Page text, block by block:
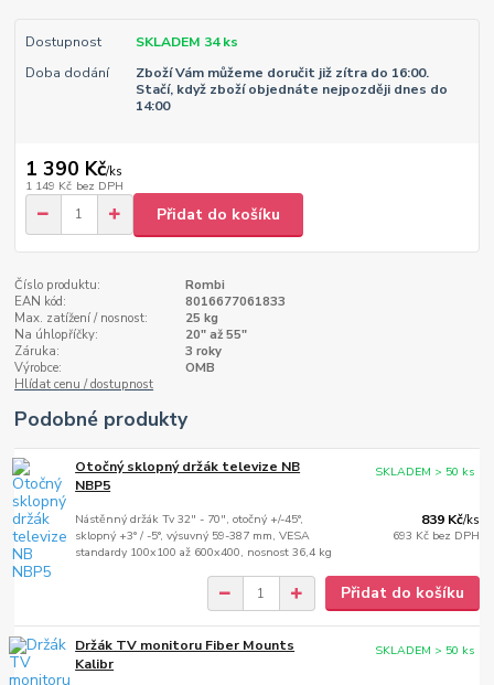
Dostupnost
SKLADEM 34 ks
Doba dodání
Zboží Vám můžeme doručit již zítra do 16:00.
Stačí, když zboží objednáte nejpozději dnes do
14:00
1 390 Kč/ks
1 149 Kč bez DPH
Přidat do košíku
Číslo produktu:
Rombi
EAN kód:
8016677061833
Max. zatížení / nosnost:
25 kg
Na úhlopříčky:
20" až 55"
Záruka:
3 roky
Výrobce:
OMB
Hlídat cenu / dostupnost
Podobné produkty
Otočný sklopný držák televize NB
NBP5
Nástěnný držák Tv 32" - 70", otočný +/-45°,
sklopný +3° / -5°, výsuvný 59-387 mm, VESA
standardy 100x100 až 600x400, nosnost 36,4 kg
839 Kč/ks
693 Kč bez DPH
SKLADEM > 50 ks
Přidat do košíku
Držák TV monitoru Fiber Mounts
Kalibr
SKLADEM > 50 ks